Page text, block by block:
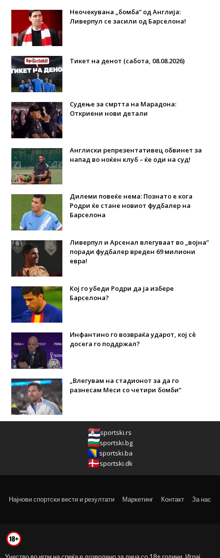
Неочекувана „бомба“ од Англија:
Ливерпул се засили од Барселона!
Тикет на денот (сабота, 08.08.2026)
Судење за смртта на Марадона:
Откриени нови детали
Англиски репрезентативец обвинет за
напад во ноќен клуб – ќе оди на суд!
Дилеми повеќе нема: Познато е кога
Родри ќе стане новиот фудбалер на
Барселона
Ливерпул и Арсенал влегуваат во „војна“
поради фудбалер вреден 69 милиони
евра!
Кој го убеди Родри да ја избере
Барселона?
Инфантино го возвраќа ударот, кој сè
досега го поддржал?
„Влегувам на стадионот за да го
разнесам Меси со четири бомби“
sportski.rs
sportski.bg
sportski.ba
sportski.dk
Најнови спортски вести и резултати Маркетинг Контакт За нас